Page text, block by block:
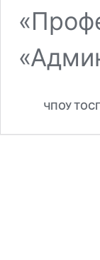
ЧПОУ